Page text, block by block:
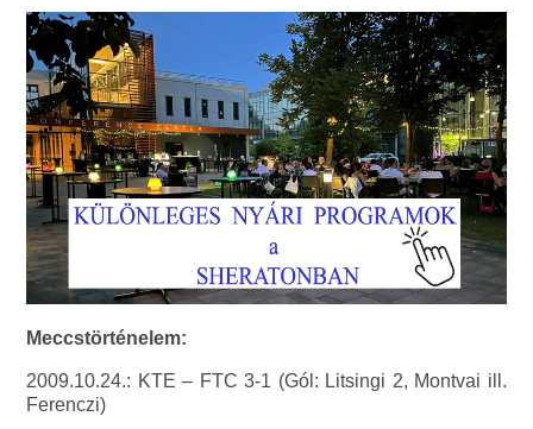
Meccstörténelem:
2009.10.24.: KTE – FTC 3-1 (Gól: Litsingi 2, Montvai ill.
Ferenczi)